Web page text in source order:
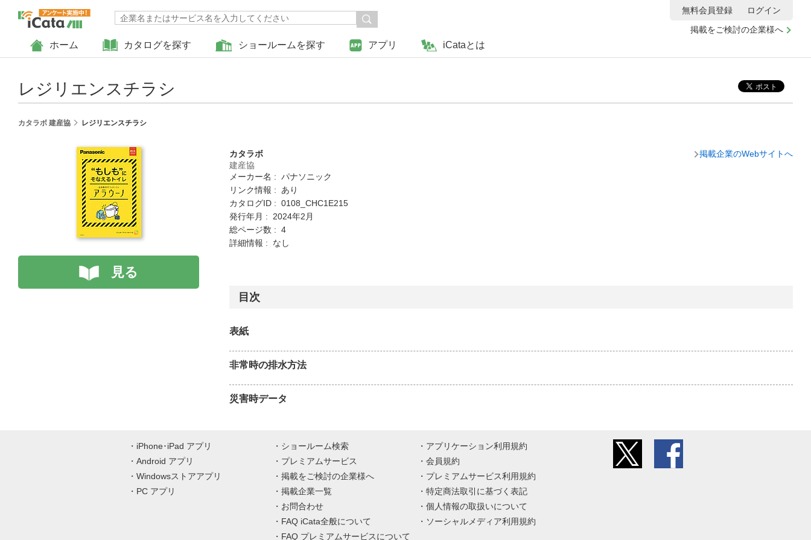
ホーム カタログを探す ショールームを探す アプリ iCataとは
掲載をご検討の企業様へ
無料会員登録 ログイン
レジリエンスチラシ
カタラボ 建産協 レジリエンスチラシ
見る
カタラボ
建産協
メーカー名 : パナソニック
リンク情報 : あり
カタログID : 0108_CHC1E215
発行年月 : 2024年2月
総ページ数 : 4
詳細情報 : なし
掲載企業のWebサイトへ
目次
表紙
非常時の排水方法
災害時データ
iPhone･iPad アプリ
Android アプリ
Windowsストアアプリ
PC アプリ
ショールーム検索
プレミアムサービス
掲載をご検討の企業様へ
掲載企業一覧
お問合わせ
FAQ iCata全般について
FAQ プレミアムサービスについて
アプリケーション利用規約
会員規約
プレミアムサービス利用規約
特定商法取引に基づく表記
個人情報の取扱いについて
ソーシャルメディア利用規約